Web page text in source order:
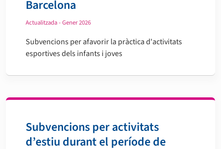
Barcelona
Actualitzada - Gener 2026
Subvencions per afavorir la pràctica d'activitats
esportives dels infants i joves
Subvencions per activitats
d’estiu durant el període de